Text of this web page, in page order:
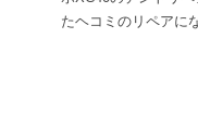
たヘコミのリペアに